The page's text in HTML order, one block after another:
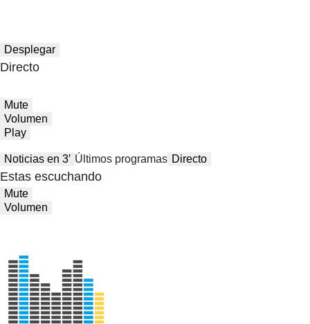
Desplegar
Directo
Mute
Volumen
Play
Noticias en 3′ Últimos programas Directo
Estas escuchando
Mute
Volumen